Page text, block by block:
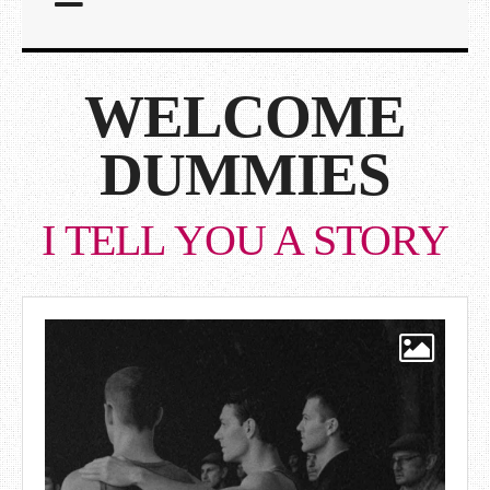
WELCOME
DUMMIES
I TELL YOU A STORY